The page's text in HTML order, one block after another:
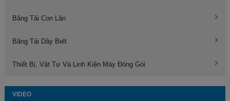
Băng Tải Con Lăn
Băng Tải Dây Belt
Thiết Bị, Vật Tư Và Linh Kiện Máy Đóng Gói
VIDEO